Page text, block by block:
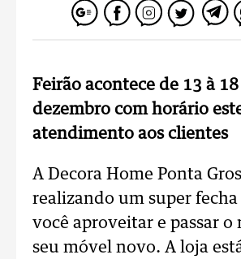
Feirão acontece de 13 à
dezembro com horário
atendimento aos clientes
A Decora Home Ponta
realizando um super fecha
você aproveitar e passar o
seu móvel novo. A loja